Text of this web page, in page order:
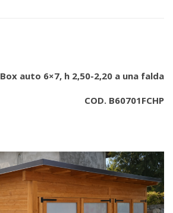
Box auto 6×7, h 2,50-2,20 a una falda
COD. B60701FCHP